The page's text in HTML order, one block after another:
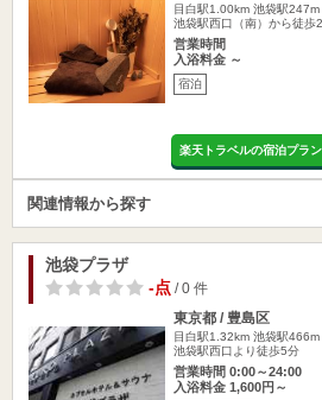
目白駅1.00km 池袋駅247m
池袋駅西口（南）から徒歩
営業時間
入浴料金 ～
宿泊
楽天トラベルの宿泊プラ
関連情報から探す
池袋プラザ
-点/ 0 件
東京都 / 豊島区
目白駅1.32km 池袋駅466m
池袋駅西口より徒歩5分
営業時間 0:00～24:00
入浴料金 1,600円～